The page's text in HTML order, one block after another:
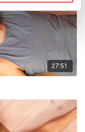
27:51